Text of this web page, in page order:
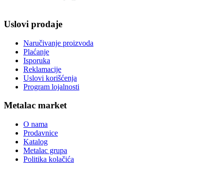
Uslovi prodaje
Naručivanje proizvoda
Plaćanje
Isporuka
Reklamacije
Uslovi korišćenja
Program lojalnosti
Metalac market
O nama
Prodavnice
Katalog
Metalac grupa
Politika kolačića